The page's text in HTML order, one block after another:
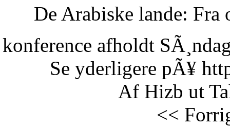
De Arabiske lande: Fra
konference afholdt
Se yderligere pÃ¥
Af Hizb ut
<<